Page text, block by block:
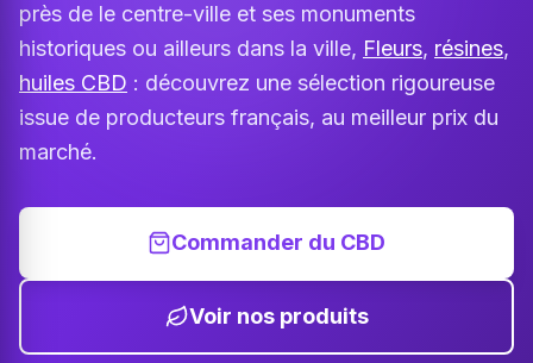
près de le centre-ville et ses monuments
historiques ou ailleurs dans la ville, Fleurs, résines,
huiles CBD : découvrez une sélection rigoureuse
issue de producteurs français, au meilleur prix du
marché.
Commander du CBD
Voir nos produits